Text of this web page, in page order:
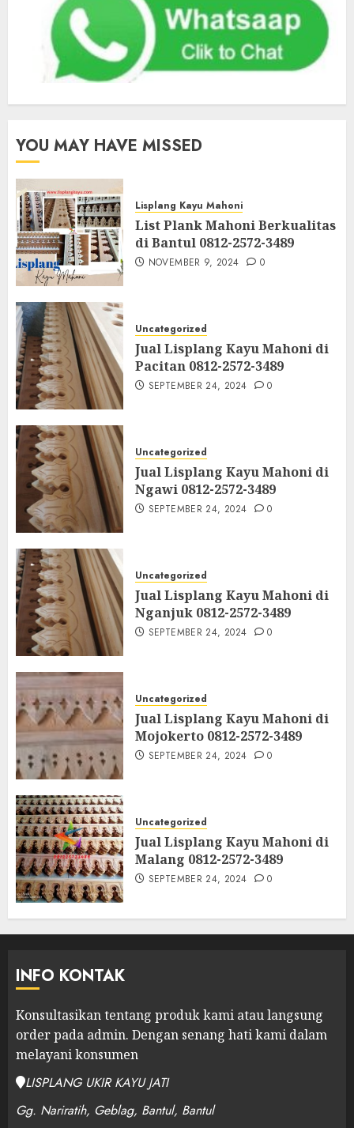
YOU MAY HAVE MISSED
Lisplang Kayu Mahoni
List Plank Mahoni Berkualitas
di Bantul 0812-2572-3489
NOVEMBER 9, 2024 0
Uncategorized
Jual Lisplang Kayu Mahoni di
Pacitan 0812-2572-3489
SEPTEMBER 24, 2024 0
Uncategorized
Jual Lisplang Kayu Mahoni di
Ngawi 0812-2572-3489
SEPTEMBER 24, 2024 0
Uncategorized
Jual Lisplang Kayu Mahoni di
Nganjuk 0812-2572-3489
SEPTEMBER 24, 2024 0
Uncategorized
Jual Lisplang Kayu Mahoni di
Mojokerto 0812-2572-3489
SEPTEMBER 24, 2024 0
Uncategorized
Jual Lisplang Kayu Mahoni di
Malang 0812-2572-3489
SEPTEMBER 24, 2024 0
INFO KONTAK
Konsultasikan tentang produk kami atau langsung
order pada admin. Dengan senang hati kami dalam
melayani konsumen
LISPLANG UKIR KAYU JATI
Gg. Nariratih, Geblag, Bantul, Bantul